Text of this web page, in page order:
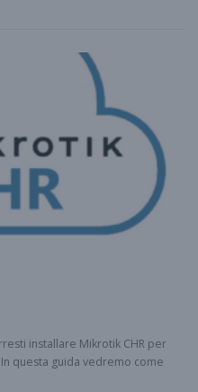
installare Mikrotik CHR per
questa guida vedremo come